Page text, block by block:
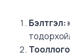
Бэлтгэл: